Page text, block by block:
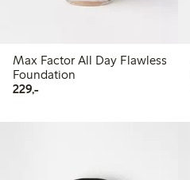
Max Factor All Day Flawless
Foundation
229,-229,00 kr